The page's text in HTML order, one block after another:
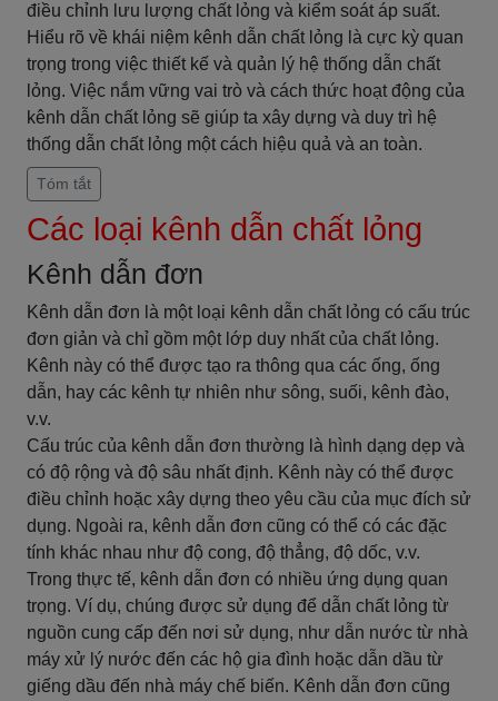
điều chỉnh lưu lượng chất lỏng và kiểm soát áp suất.
Hiểu rõ về khái niệm kênh dẫn chất lỏng là cực kỳ quan
trọng trong việc thiết kế và quản lý hệ thống dẫn chất
lỏng. Việc nắm vững vai trò và cách thức hoạt động của
kênh dẫn chất lỏng sẽ giúp ta xây dựng và duy trì hệ
thống dẫn chất lỏng một cách hiệu quả và an toàn.
Tóm tắt
Các loại kênh dẫn chất lỏng
Kênh dẫn đơn
Kênh dẫn đơn là một loại kênh dẫn chất lỏng có cấu trúc
đơn giản và chỉ gồm một lớp duy nhất của chất lỏng.
Kênh này có thể được tạo ra thông qua các ống, ống
dẫn, hay các kênh tự nhiên như sông, suối, kênh đào,
v.v.
Cấu trúc của kênh dẫn đơn thường là hình dạng dẹp và
có độ rộng và độ sâu nhất định. Kênh này có thể được
điều chỉnh hoặc xây dựng theo yêu cầu của mục đích sử
dụng. Ngoài ra, kênh dẫn đơn cũng có thể có các đặc
tính khác nhau như độ cong, độ thẳng, độ dốc, v.v.
Trong thực tế, kênh dẫn đơn có nhiều ứng dụng quan
trọng. Ví dụ, chúng được sử dụng để dẫn chất lỏng từ
nguồn cung cấp đến nơi sử dụng, như dẫn nước từ nhà
máy xử lý nước đến các hộ gia đình hoặc dẫn dầu từ
giếng dầu đến nhà máy chế biến. Kênh dẫn đơn cũng